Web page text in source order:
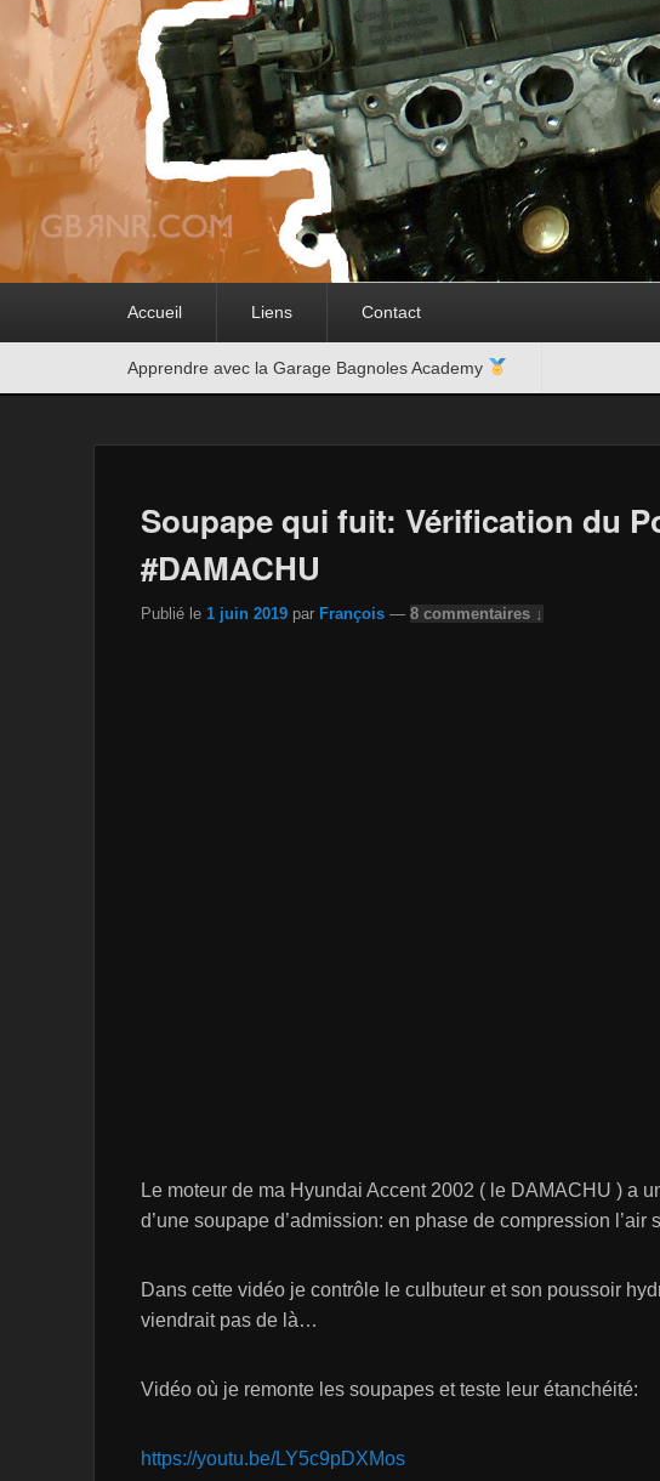
Accueil Liens Contact
Apprendre avec la Garage Bagnoles Academy
Soupape qui fuit: Vérification du
#DAMACHU
Publié le 1 juin 2019 par François — 8 commentaires ↓
Le moteur de ma Hyundai Accent 2002 ( le DAMACHU ) a
d’une soupape d’admission: en phase de compression l’air
Dans cette vidéo je contrôle le culbuteur et son poussoir
viendrait pas de là…
Vidéo où je remonte les soupapes et teste leur étanchéité:
https://youtu.be/LY5c9pDXMos